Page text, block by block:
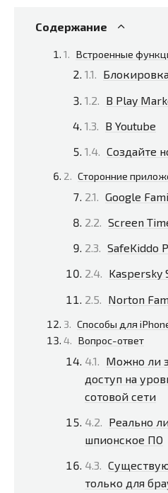
Содержание
Встроенные
В Play
В Youtube
Создайте
Сторонние
Google
Screen
SafeKiddo
Kaspersky
Norton
Способы для
Вопрос-ответ
Можно ли
доступ на
сотовой сети
Реально
шпионское ПО
только для